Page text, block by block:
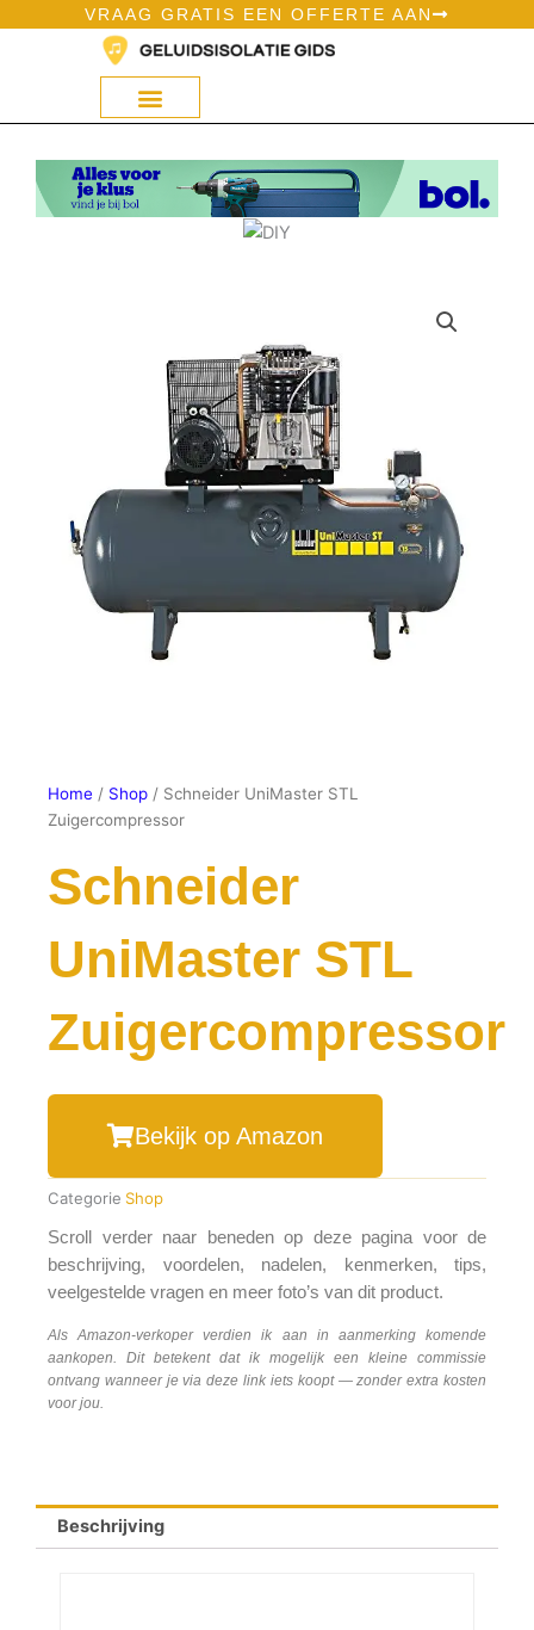
VRAAG GRATIS EEN OFFERTE AAN
Home / Shop / Schneider UniMaster STL
Zuigercompressor
Schneider
UniMaster STL
Zuigercompressor
Bekijk op Amazon
Categorie Shop
Scroll verder naar beneden op deze pagina voor de
beschrijving, voordelen, nadelen, kenmerken, tips,
veelgestelde vragen en meer foto’s van dit product.
Als Amazon-verkoper verdien ik aan in aanmerking komende
aankopen. Dit betekent dat ik mogelijk een kleine commissie
ontvang wanneer je via deze link iets koopt — zonder extra kosten
voor jou.
Beschrijving